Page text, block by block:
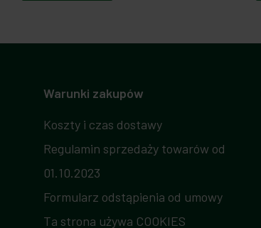
Warunki zakupów
Koszty i czas dostawy
Regulamin sprzedaży towarów od
01.10.2023
Formularz odstąpienia od umowy
Ta strona używa COOKIES